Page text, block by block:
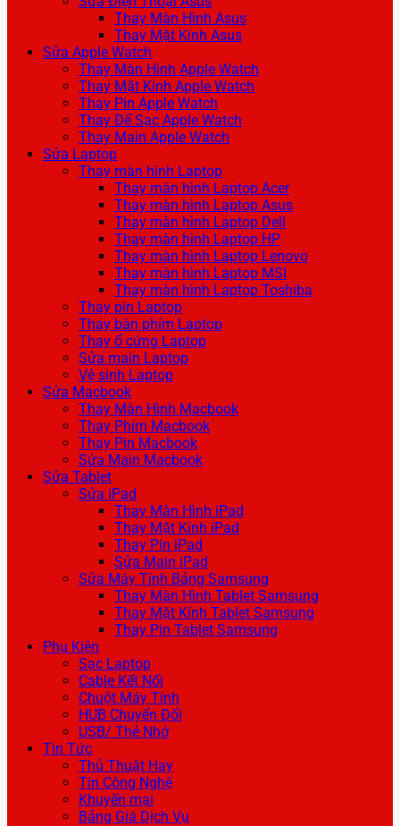
Thay Màn Hình Asus
Thay Mặt Kính Asus
Sửa Apple Watch
Thay Màn Hình Apple Watch
Thay Mặt Kính Apple Watch
Thay Pin Apple Watch
Thay Đế Sạc Apple Watch
Thay Main Apple Watch
Sửa Laptop
Thay màn hình Laptop
Thay màn hình Laptop Acer
Thay màn hình Laptop Asus
Thay màn hình Laptop Dell
Thay màn hình Laptop HP
Thay màn hình Laptop Lenovo
Thay màn hình Laptop MSI
Thay màn hình Laptop Toshiba
Thay pin Laptop
Thay bàn phím Laptop
Thay ổ cứng Laptop
Sửa main Laptop
Vệ sinh Laptop
Sửa Macbook
Thay Màn Hình Macbook
Thay Phím Macbook
Thay Pin Macbook
Sửa Main Macbook
Sửa Tablet
Sửa iPad
Thay Màn Hình iPad
Thay Mặt Kính iPad
Thay Pin iPad
Sửa Main iPad
Sửa Máy Tính Bảng Samsung
Thay Màn Hình Tablet Samsung
Thay Mặt Kính Tablet Samsung
Thay Pin Tablet Samsung
Phụ Kiện
Sạc Laptop
Cable Kết Nối
Chuột Máy Tính
HUB Chuyển Đổi
USB/ Thẻ Nhớ
Tin Tức
Thủ Thuật Hay
Tin Công Nghệ
Khuyến mại
Bảng Giá Dịch Vụ